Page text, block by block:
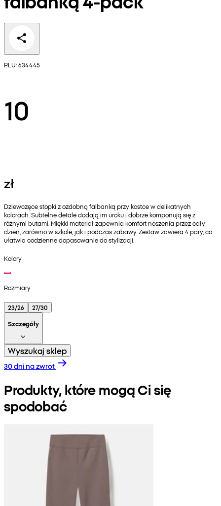
PLU: 634445
10
zł
Dziewczęce stopki z ozdobną falbanką przy kostce w delikatnych
kolorach. Subtelne detale dodają im uroku i dobrze komponują się z
różnymi butami. Miękki materiał zapewnia komfort noszenia przez cały
dzień, zarówno w szkole, jak i podczas zabawy. Zestaw zawiera 4 pary, co
ułatwia codzienne dopasowanie do stylizacji.
Kolory
Rozmiary
23/26
27/30
Szczegóły
Wyszukaj sklep
30 dni na zwrot
Produkty, które mogą Ci się
spodobać